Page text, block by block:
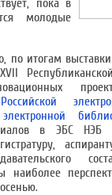
пока в
молодые
по итогам
Российской
в ЭБС НЭБ
наиболее